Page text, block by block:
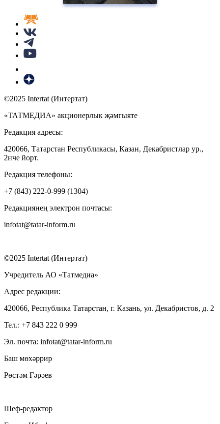
©2025 Intertat (Интертат)
«ТАТМЕДИА» акционерлык җәмгыяте
Редакция адресы:
420066, Татарстан Республикасы, Казан, Декабристлар ур.,
2нче йорт.
Редакция телефоны:
+7 (843) 222-0-999 (1304)
Редакциянең электрон почтасы:
infotat@tatar-inform.ru
©2025 Intertat (Интертат)
Учредитель АО «Татмедиа»
Адрес редакции:
420066, Республика Татарстан, г. Казань, ул. Декабристов, д. 2
Тел.: +7 843 222 0 999
Эл. почта: infotat@tatar-inform.ru
Баш мөхәррир
Рөстәм Гәрәев
Шеф-редактор